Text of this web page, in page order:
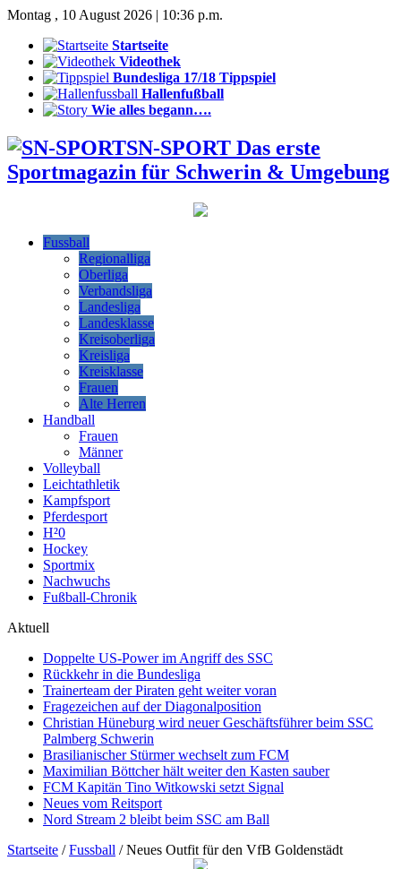
Montag , 10 August 2026 | 10:36 p.m.
Startseite
Videothek
Bundesliga 17/18 Tippspiel
Hallenfußball
Wie alles begann….
SN-SPORT Das erste
Sportmagazin für Schwerin & Umgebung
Fussball
Regionalliga
Oberliga
Verbandsliga
Landesliga
Landesklasse
Kreisoberliga
Kreisliga
Kreisklasse
Frauen
Alte Herren
Handball
Frauen
Männer
Volleyball
Leichtathletik
Kampfsport
Pferdesport
H²0
Hockey
Sportmix
Nachwuchs
Fußball-Chronik
Aktuell
Doppelte US-Power im Angriff des SSC
Rückkehr in die Bundesliga
Trainerteam der Piraten geht weiter voran
Fragezeichen auf der Diagonalposition
Christian Hüneburg wird neuer Geschäftsführer beim SSC
Palmberg Schwerin
Brasilianischer Stürmer wechselt zum FCM
Maximilian Böttcher hält weiter den Kasten sauber
FCM Kapitän Tino Witkowski setzt Signal
Neues vom Reitsport
Nord Stream 2 bleibt beim SSC am Ball
Startseite / Fussball / Neues Outfit für den VfB Goldenstädt